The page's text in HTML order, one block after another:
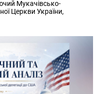
Мукачівсько-
Церкви України,